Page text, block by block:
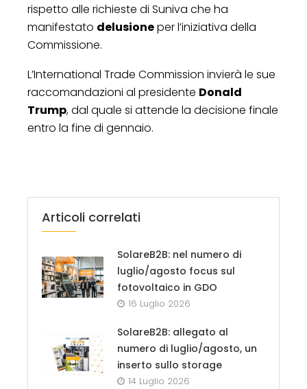
rispetto alle richieste di Suniva che ha
manifestato delusioneper l’iniziativa della
Commissione.
L’International Trade Commission invierà le sue
raccomandazioni al presidente Donald
Trump, dal quale si attende la decisione finale
entro la fine di gennaio.
Articoli correlati
SolareB2B: nel numero di
luglio/agosto focus sul
fotovoltaico in GDO
16 Luglio 2026
SolareB2B: allegato al
numero di luglio/agosto, un
inserto sullo storage
14 Luglio 2026